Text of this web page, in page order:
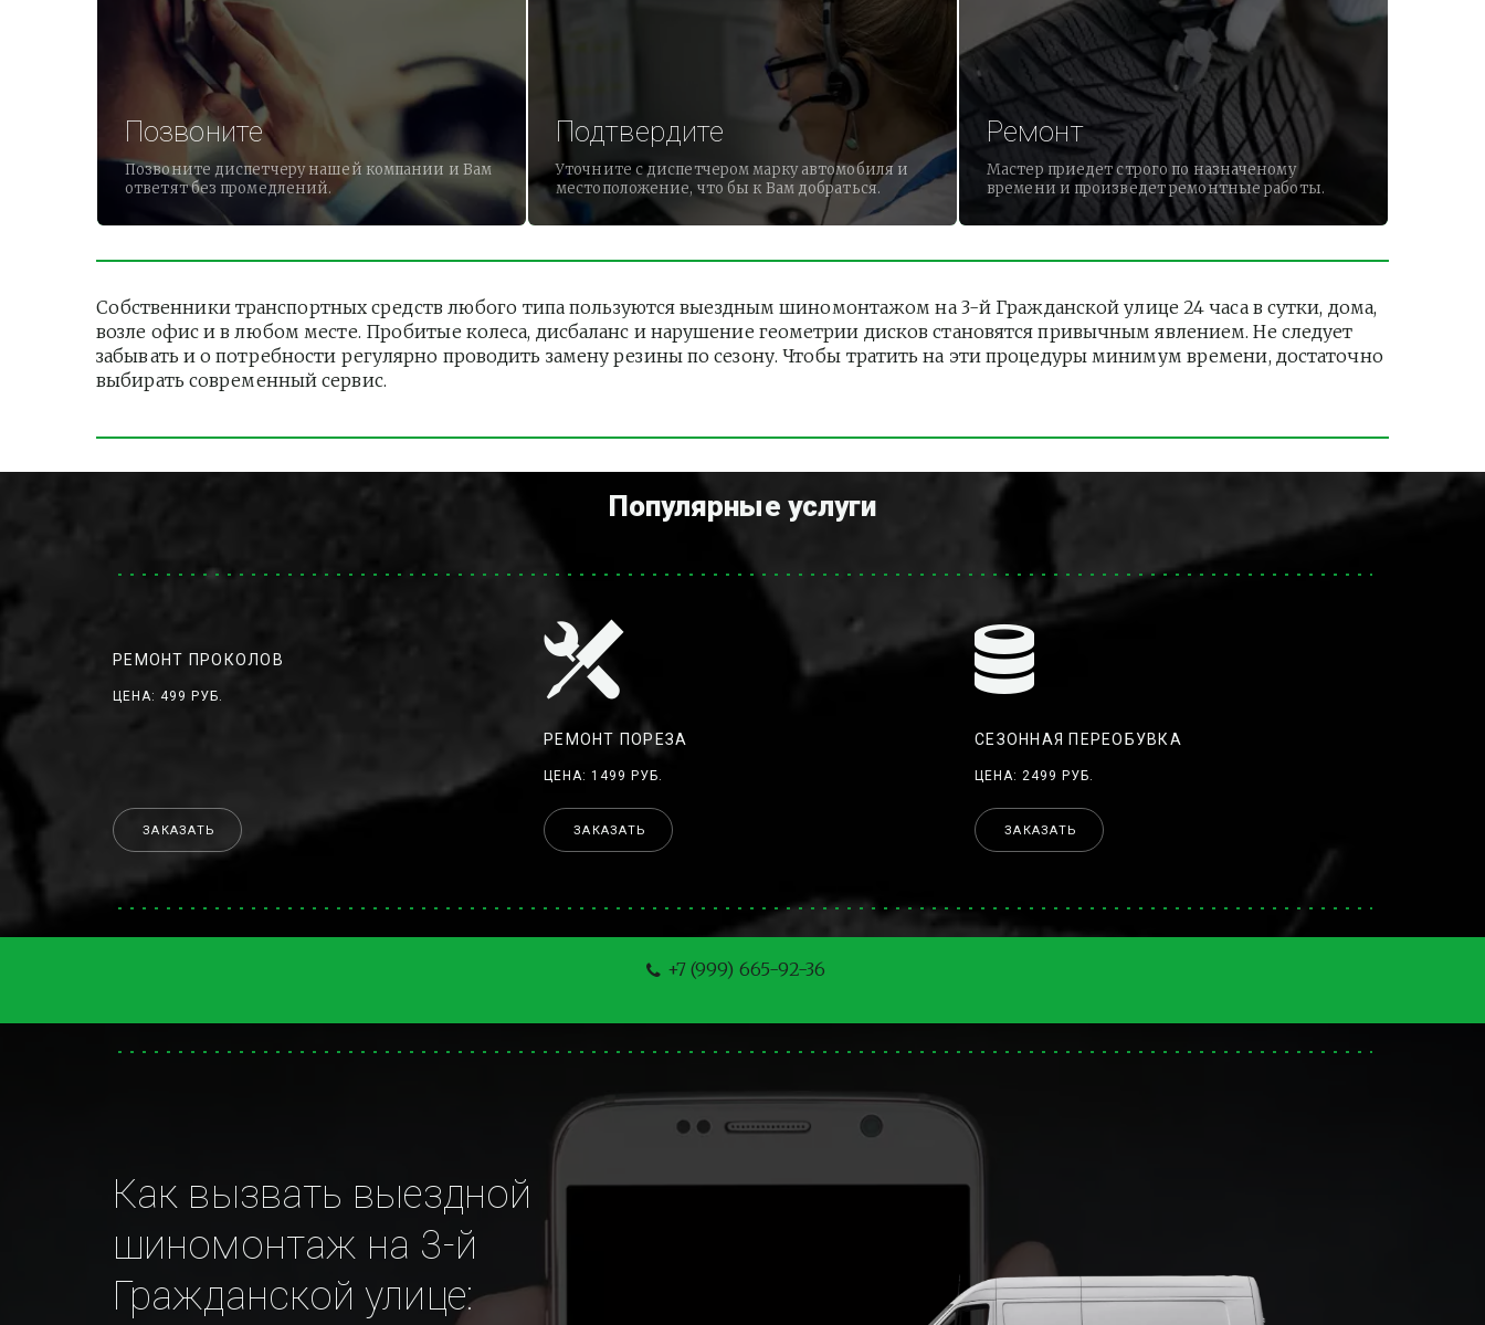
Позвоните
Позвоните диспетчеру нашей компании и Вам
ответят без промедлений.
Подтвердите
Уточните с диспетчером марку автомобиля и
местоположение, что бы к Вам добраться.
Ремонт
Мастер приедет строго по назначеному
времени и произведет ремонтные работы.
Собственники транспортных средств любого типа пользуются выездным шиномонтажом на 3-й Гражданской улице 24 часа в сутки, дома,
возле офис и в любом месте. Пробитые колеса, дисбаланс и нарушение геометрии дисков становятся привычным явлением. Не следует
забывать и о потребности регулярно проводить замену резины по сезону. Чтобы тратить на эти процедуры минимум времени, достаточно
выбирать современный сервис.
Популярные услуги
РЕМОНТ ПРОКОЛОВ
ЦЕНА: 499 РУБ.
ЗАКАЗАТЬ
РЕМОНТ ПОРЕЗА
ЦЕНА: 1499 РУБ.
ЗАКАЗАТЬ
СЕЗОННАЯ ПЕРЕОБУВКА
ЦЕНА: 2499 РУБ.
ЗАКАЗАТЬ
+7 (999) 665-92-36
Как вызвать выездной
шиномонтаж на 3-й
Гражданской улице: